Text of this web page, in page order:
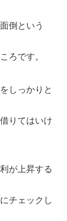
倒という
ろです。
しっかりと
りてはいけ
が上昇する
チェックし